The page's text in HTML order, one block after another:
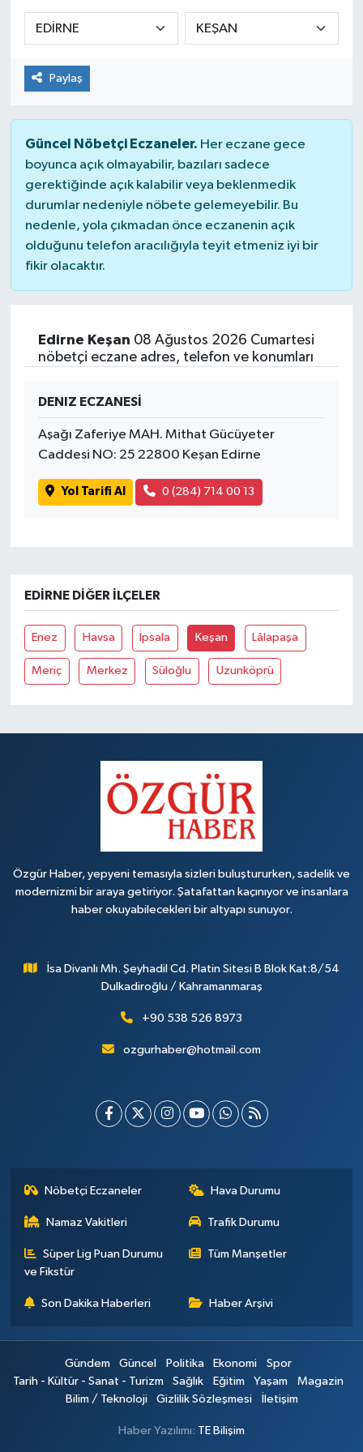
Paylaş
Güncel Nöbetçi Eczaneler. Her eczane gece
boyunca açık olmayabilir, bazıları sadece
gerektiğinde açık kalabilir veya beklenmedik
durumlar nedeniyle nöbete gelemeyebilir. Bu
nedenle, yola çıkmadan önce eczanenin açık
olduğunu telefon aracılığıyla teyit etmeniz iyi bir
fikir olacaktır.
Edirne Keşan 08 Ağustos 2026 Cumartesi
nöbetçi eczane adres, telefon ve konumları
DENIZ ECZANESİ
Aşağı Zaferiye MAH. Mithat Gücüyeter
Caddesi NO: 25 22800 Keşan Edirne
Yol Tarifi Al 0 (284) 714 00 13
EDIRNE DIĞER İLÇELER
Enez Havsa İpsala Keşan Lâlapaşa
Meriç Merkez Süloğlu Uzunköprü
Özgür Haber, yepyeni temasıyla sizleri buluştururken, sadelik ve
modernizmi bir araya getiriyor. Şatafattan kaçınıyor ve insanlara
haber okuyabilecekleri bir altyapı sunuyor.
İsa Divanlı Mh. Şeyhadil Cd. Platin Sitesi B Blok Kat:8/54
Dulkadiroğlu / Kahramanmaraş
+90 538 526 8973
ozgurhaber@hotmail.com
Nöbetçi Eczaneler Hava Durumu
Namaz Vakitleri Trafik Durumu
Süper Lig Puan Durumu
ve Fikstür
Tüm Manşetler
Son Dakika Haberleri Haber Arşivi
Gündem Güncel Politika Ekonomi
Spor
Tarih - Kültür - Sanat - Turizm
Sağlık Eğitim Yaşam
Magazin
Bilim / Teknoloji
Gizlilik Sözleşmesi İletişim
Haber Yazılımı: TE Bilişim
Sağlık
Spor
Yaşam